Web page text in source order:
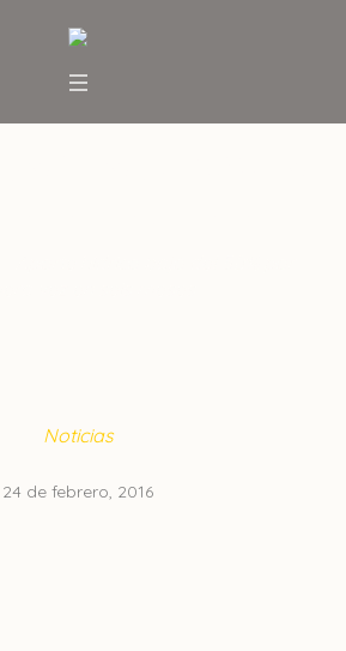
Noticias
24 de febrero, 2016